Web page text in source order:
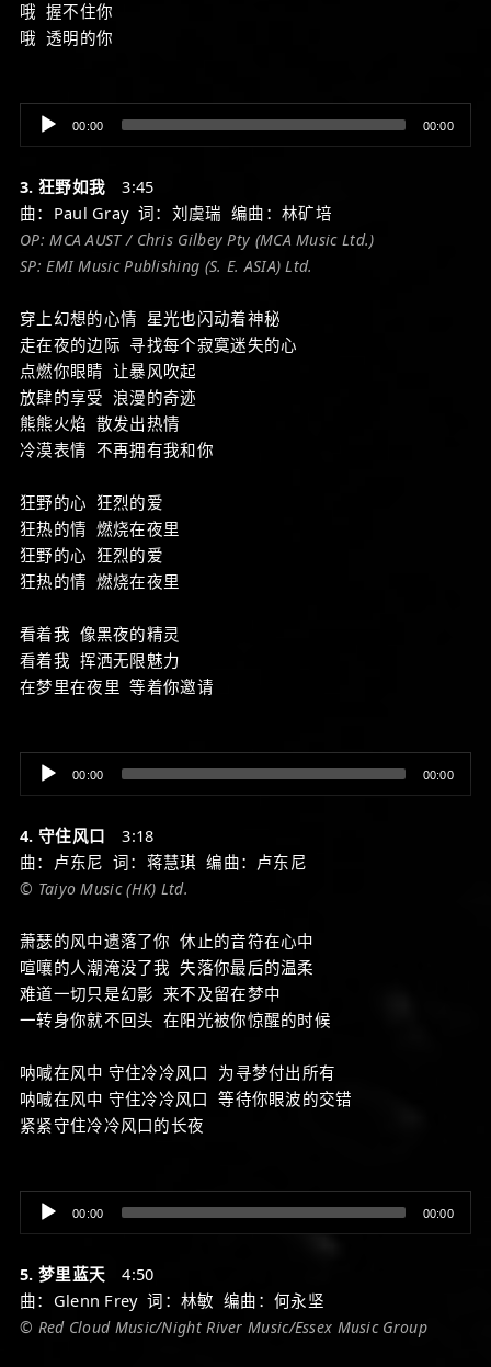
哦 握不住你
哦 透明的你
Audio
Player
00:00 00:00
3. 狂野如我 3:45
曲：Paul Gray 词：刘虞瑞 编曲：林矿培
OP: MCA AUST / Chris Gilbey Pty (MCA Music Ltd.)
SP: EMI Music Publishing (S. E. ASIA) Ltd.
穿上幻想的心情 星光也闪动着神秘
走在夜的边际 寻找每个寂寞迷失的心
点燃你眼睛 让暴风吹起
放肆的享受 浪漫的奇迹
熊熊火焰 散发出热情
冷漠表情 不再拥有我和你
狂野的心 狂烈的爱
狂热的情 燃烧在夜里
狂野的心 狂烈的爱
狂热的情 燃烧在夜里
看着我 像黑夜的精灵
看着我 挥洒无限魅力
在梦里在夜里 等着你邀请
Audio
Player
00:00 00:00
4. 守住风口 3:18
曲：卢东尼 词：蒋慧琪 编曲：卢东尼
© Taiyo Music (HK) Ltd.
萧瑟的风中遗落了你 休止的音符在心中
喧嚷的人潮淹没了我 失落你最后的温柔
难道一切只是幻影 来不及留在梦中
一转身你就不回头 在阳光被你惊醒的时候
呐喊在风中 守住冷冷风口 为寻梦付出所有
呐喊在风中 守住冷冷风口 等待你眼波的交错
紧紧守住冷冷风口的长夜
Audio
Player
00:00 00:00
5. 梦里蓝天 4:50
曲：Glenn Frey 词：林敏 编曲：何永坚
© Red Cloud Music/Night River Music/Essex Music Group